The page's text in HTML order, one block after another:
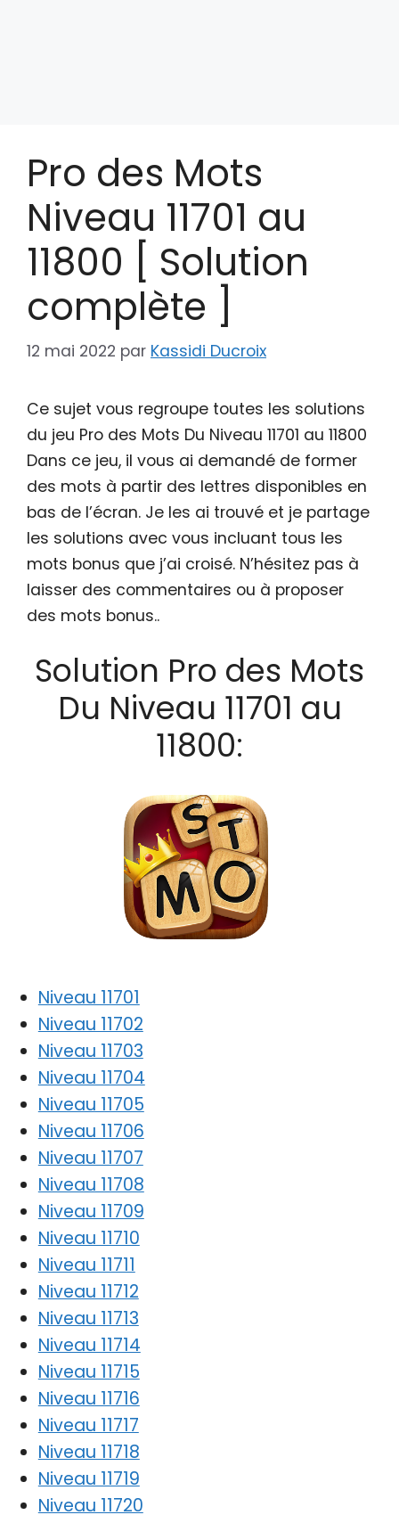
Pro des Mots
Niveau 11701 au
11800 [ Solution
complète ]
12 mai 2022 par Kassidi Ducroix
Ce sujet vous regroupe toutes les solutions
du jeu Pro des Mots Du Niveau 11701 au 11800
Dans ce jeu, il vous ai demandé de former
des mots à partir des lettres disponibles en
bas de l’écran. Je les ai trouvé et je partage
les solutions avec vous incluant tous les
mots bonus que j’ai croisé. N’hésitez pas à
laisser des commentaires ou à proposer
des mots bonus..
Solution Pro des Mots
Du Niveau 11701 au
11800:
Niveau 11701
Niveau 11702
Niveau 11703
Niveau 11704
Niveau 11705
Niveau 11706
Niveau 11707
Niveau 11708
Niveau 11709
Niveau 11710
Niveau 11711
Niveau 11712
Niveau 11713
Niveau 11714
Niveau 11715
Niveau 11716
Niveau 11717
Niveau 11718
Niveau 11719
Niveau 11720